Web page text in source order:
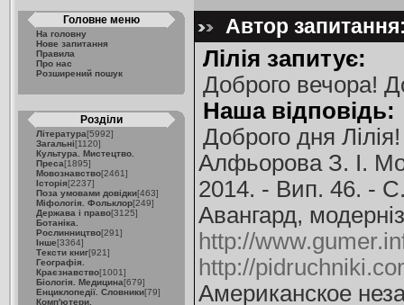
Головне меню
На головну
Нове запитання
Правила
Про нас
Розширений пошук
Розділи
Література[5992]
Загальні[1120]
Культура. Мистецтво.
Преса[1895]
Мовознавство[2461]
Історія[2237]
Поза умовами довідки[463]
Міфологія. Фольклор[249]
Держава і право[3125]
Ботаніка.
Рослинництво[291]
Інше[3364]
Тексти книг[921]
Географія.
Краєзнавство[1001]
Біологія. Медицина[679]
Енциклопедії. Словники[79]
Комп'ютери.
Автор
Лілія запитує:
Доброго вечора!
Наша відповідь:
Доброго дня
Алфьорова З. І.
2014. - Вип. 46. -
Авангард,
http://
http://
Американское